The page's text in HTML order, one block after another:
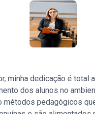
minha dedicação é total
dos alunos no
métodos pedagógicos